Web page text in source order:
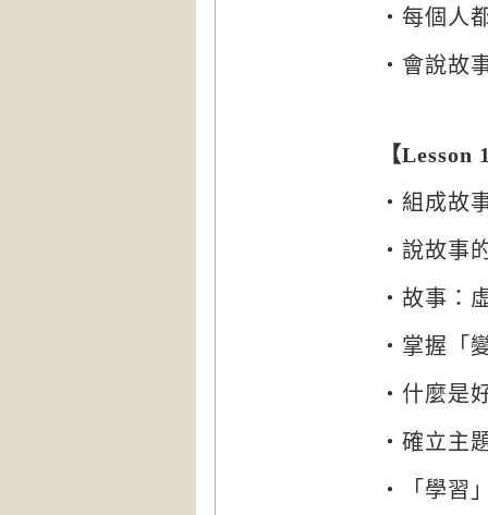
‧每個人
‧會說故
【Lesson
‧組成故
‧說故事
‧故事：
‧掌握「
‧什麼是
‧確立主
‧「學習